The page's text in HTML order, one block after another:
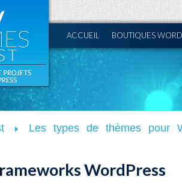
ACCUEIL BOUTIQUES
Les types de thèmes pour
WordPress